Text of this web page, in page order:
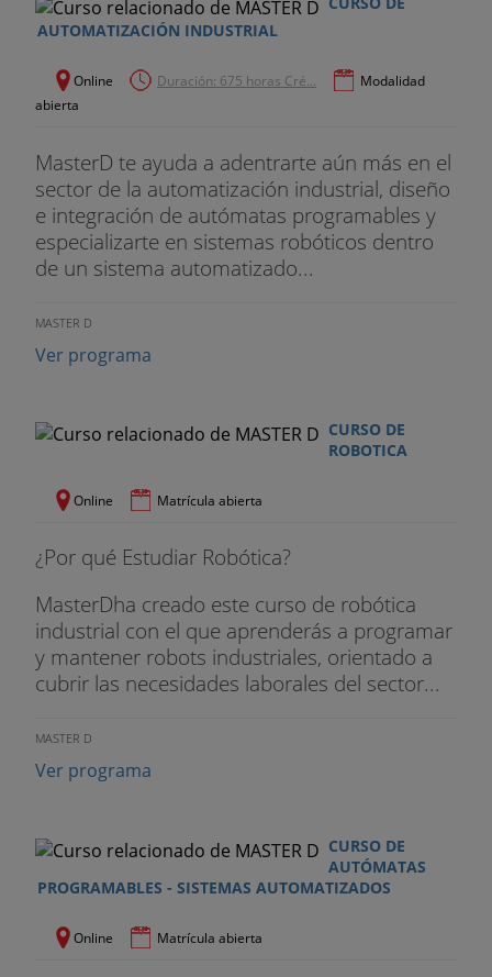
AUTOMATIZACIÓN INDUSTRIAL
Online Duración: 675 horas Cré...
Modalidad
abierta
MasterD te ayuda a adentrarte aún más en el
sector de la automatización industrial, diseño
e integración de autómatas programables y
especializarte en sistemas robóticos dentro
de un sistema automatizado...
MASTER D
Ver programa
CURSO DE
ROBOTICA
Online Matrícula abierta
¿Por qué Estudiar Robótica?
MasterDha creado este curso de robótica
industrial con el que aprenderás a programar
y mantener robots industriales, orientado a
cubrir las necesidades laborales del sector...
MASTER D
Ver programa
CURSO DE
AUTÓMATAS
PROGRAMABLES - SISTEMAS AUTOMATIZADOS
Online Matrícula abierta